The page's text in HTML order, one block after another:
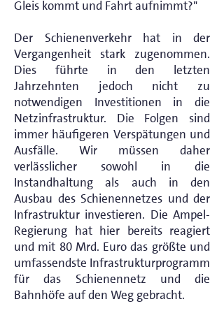
Gleis kommt und Fahrt aufnimmt?"
Der Schienenverkehr hat in der
Vergangenheit stark zugenommen.
Dies führte in den letzten
Jahrzehnten jedoch nicht zu
notwendigen Investitionen in die
Netzinfrastruktur. Die Folgen sind
immer häufigeren Verspätungen und
Ausfälle. Wir müssen daher
verlässlicher sowohl in die
Instandhaltung als auch in den
Ausbau des Schienennetzes und der
Infrastruktur investieren. Die Ampel-
Regierung hat hier bereits reagiert
und mit 80 Mrd. Euro das größte und
umfassendste Infrastrukturprogramm
für das Schienennetz und die
Bahnhöfe auf den Weg gebracht.